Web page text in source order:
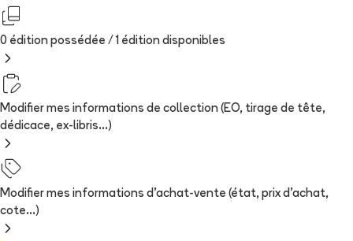
0 édition possédée / 1 édition disponibles
Modifier mes informations de collection (EO, tirage de tête,
dédicace, ex-libris...)
Modifier mes informations d'achat-vente (état, prix d'achat,
cote...)